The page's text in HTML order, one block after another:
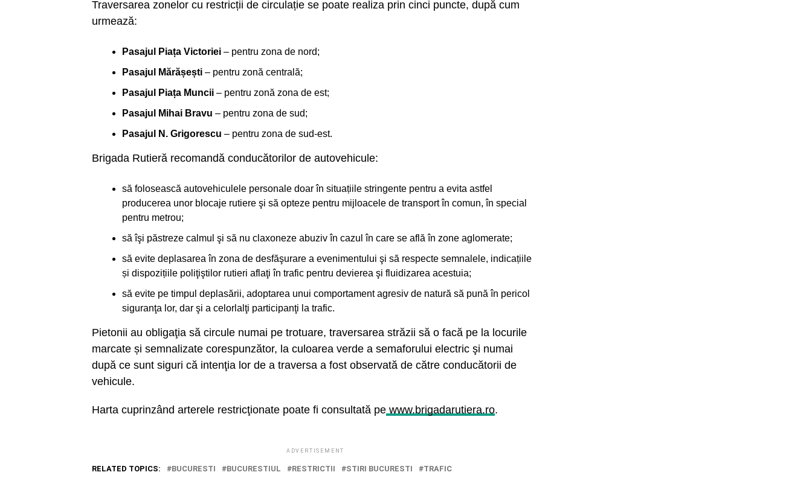
Traversarea zonelor cu restricții de circulație se poate realiza prin cinci puncte, după cum
urmează:
Pasajul Piața Victoriei – pentru zona de nord;
Pasajul Mărășești – pentru zonă centrală;
Pasajul Piața Muncii – pentru zonă zona de est;
Pasajul Mihai Bravu – pentru zona de sud;
Pasajul N. Grigorescu – pentru zona de sud-est.
Brigada Rutieră recomandă conducătorilor de autovehicule:
să folosească autovehiculele personale doar în situațiile stringente pentru a evita astfel
producerea unor blocaje rutiere şi să opteze pentru mijloacele de transport în comun, în special
pentru metrou;
să îşi păstreze calmul şi să nu claxoneze abuziv în cazul în care se află în zone aglomerate;
să evite deplasarea în zona de desfăşurare a evenimentului şi să respecte semnalele, indicațiile
și dispozițiile poliţiştilor rutieri aflaţi în trafic pentru devierea şi fluidizarea acestuia;
să evite pe timpul deplasării, adoptarea unui comportament agresiv de natură să pună în pericol
siguranţa lor, dar şi a celorlalţi participanţi la trafic.
Pietonii au obligaţia să circule numai pe trotuare, traversarea străzii să o facă pe la locurile
marcate și semnalizate corespunzător, la culoarea verde a semaforului electric şi numai
după ce sunt siguri că intenţia lor de a traversa a fost observată de către conducătorii de
vehicule.
Harta cuprinzând arterele restricţionate poate fi consultată pe www.brigadarutiera.ro.
ADVERTISEMENT
RELATED TOPICS: BUCURESTI BUCURESTIUL RESTRICTII STIRI BUCURESTI TRAFIC